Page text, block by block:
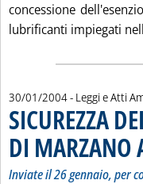
concessione
lubrificanti impiegati
30/01/2004- Leggi e Atti
SICUREZZA
DI MARZANO
Inviate il 26 gennaio, per